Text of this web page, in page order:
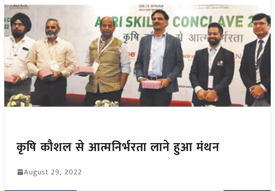
कृषि कौशल से आत्मनिर्भरता लाने हुआ मंथन
August 29, 2022